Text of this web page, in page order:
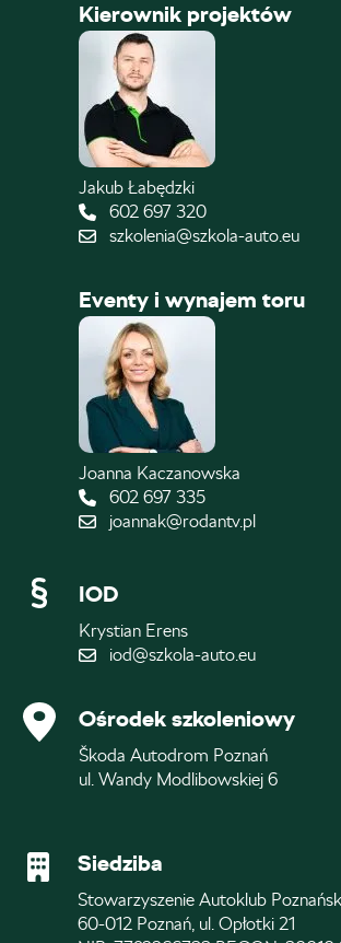
Kierownik projektów
Jakub Łabędzki
602 697 320
szkolenia@szkola-auto.eu
Eventy i wynajem toru
Joanna Kaczanowska
602 697 335
joannak@rodantv.pl
IOD
Krystian Erens
iod@szkola-auto.eu
Ośrodek szkoleniowy
Škoda Autodrom Poznań
ul. Wandy Modlibowskiej 6
Siedziba
Stowarzyszenie Autoklub
60-012 Poznań, ul. Opłotki 21